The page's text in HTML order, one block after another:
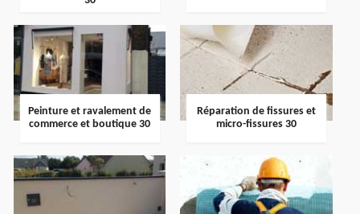
Peinture et ravalement de
commerce et boutique 30
Réparation de fissures et
micro-fissures 30